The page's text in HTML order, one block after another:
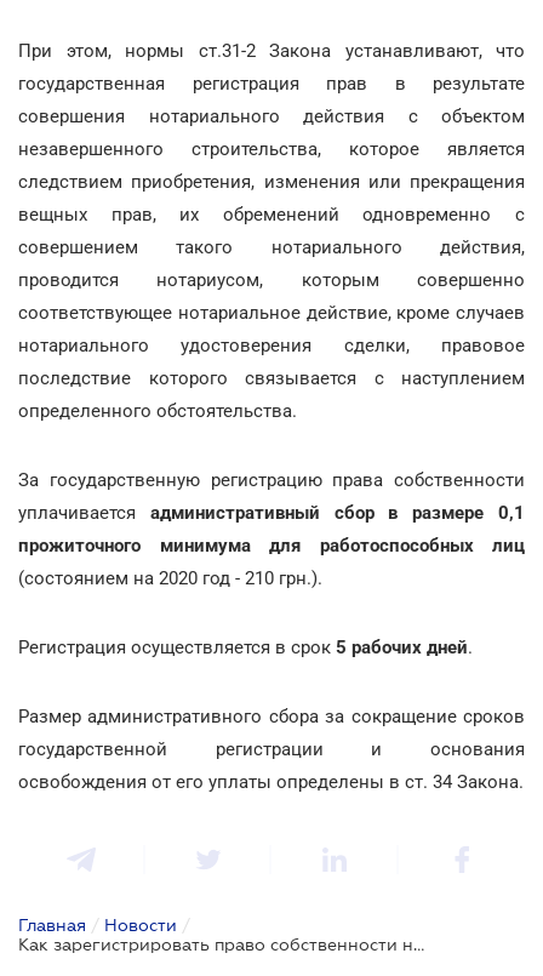
При этом, нормы ст.31-2 Закона устанавливают, что
государственная регистрация прав в результате
совершения нотариального действия с объектом
незавершенного строительства, которое является
следствием приобретения, изменения или прекращения
вещных прав, их обременений одновременно с
совершением такого нотариального действия,
проводится нотариусом, которым совершенно
соответствующее нотариальное действие, кроме случаев
нотариального удостоверения сделки, правовое
последствие которого связывается с наступлением
определенного обстоятельства.
За государственную регистрацию права собственности
уплачивается административный сбор в размере 0,1
прожиточного минимума для работоспособных лиц
(состоянием на 2020 год - 210 грн.).
Регистрация осуществляется в срок 5 рабочих дней.
Размер административного сбора за сокращение сроков
государственной регистрации и основания
освобождения от его уплаты определены в ст. 34 Закона.
Главная / Новости /
Как зарегистрировать право собственности на объект незавершенного строительства